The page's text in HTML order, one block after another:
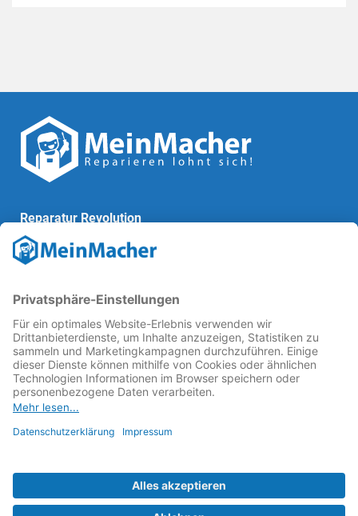
Reparatur Revolution
MeinMacher ist eine Marke der
kämpft als Gründungsmitglied des
Reparaturbedingungen: Für Produkte, die sich gut
reparieren lassen, für günstigere Ersatzteile und den
Erhalt der reparierenden Betriebe und des Reparatur-
Know-hows in Deutschland.
Weitere Informationen
Fachhändler finden
Über uns